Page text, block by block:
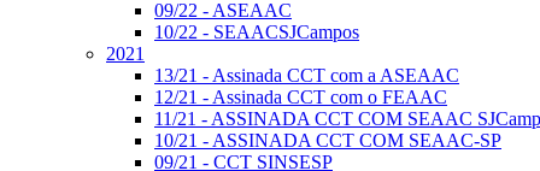
09/22 - ASEAAC
10/22 - SEAACSJCampos
2021
13/21 - Assinada CCT com a ASEAAC
12/21 - Assinada CCT com o FEAAC
11/21 - ASSINADA CCT COM SEAAC
10/21 - ASSINADA CCT COM SEAAC-SP
09/21 - CCT SINSESP